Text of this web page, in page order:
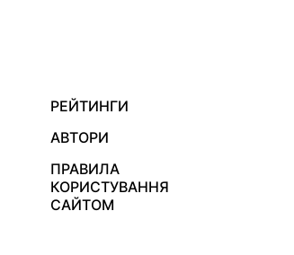
РЕЙТИНГИ
АВТОРИ
ПРАВИЛА
КОРИСТУВАННЯ
САЙТОМ